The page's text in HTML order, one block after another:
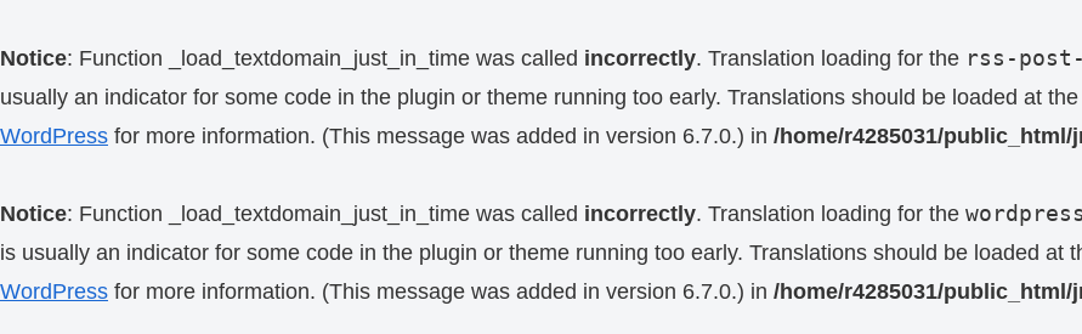
Notice: Function _load_textdomain_just_in_time was called incorrectly. Translation loading for the rss-
usually an indicator for some code in the plugin or theme running too early. Translations should be loaded at the
WordPress for more information. (This message was added in version 6.7.0.) in /home/r4285031/
Notice: Function _load_textdomain_just_in_time was called incorrectly. Translation loading for the
is usually an indicator for some code in the plugin or theme running too early. Translations should be loaded at
WordPress for more information. (This message was added in version 6.7.0.) in /home/r4285031/